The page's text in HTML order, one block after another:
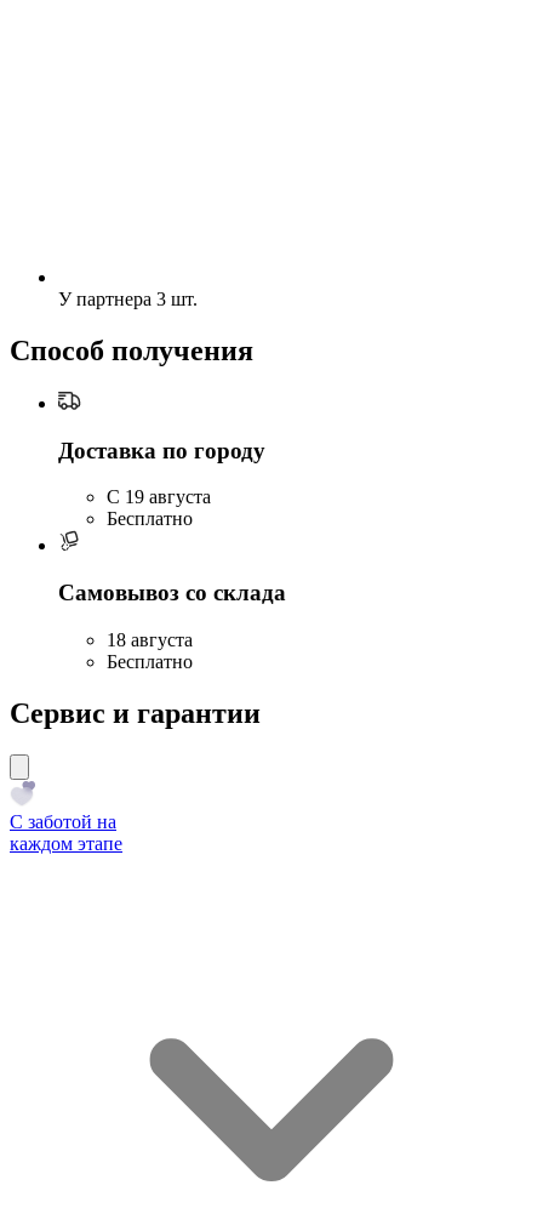
У партнера 3 шт.
Способ получения
Доставка по городу
C 19 августа
Бесплатно
Самовывоз со склада
18 августа
Бесплатно
Сервис и гарантии
С заботой на
каждом этапе